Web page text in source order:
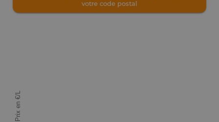
votre code postal
Prix en €/L